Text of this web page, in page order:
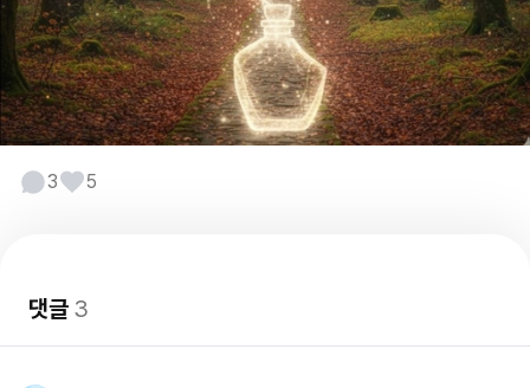
3 5
댓글3